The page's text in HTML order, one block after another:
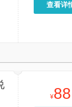
大型实景演出
太行大峡谷漂流
查看详
¥88